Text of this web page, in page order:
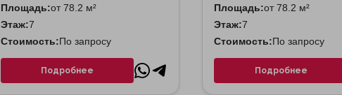
Площадь:от 78.2 м²
Этаж:7
Стоимость:По запросу
Подробнее
Площадь:от 78.2 м²
Этаж:7
Стоимость:По запросу
Подробнее